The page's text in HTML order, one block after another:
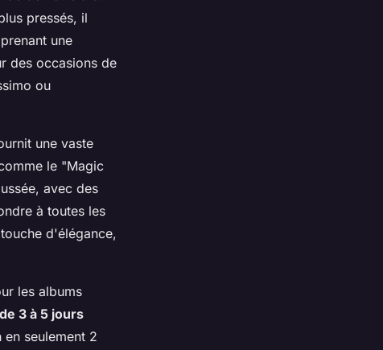
pressés, il
une
des occasions de
ou
une vaste
le "Magic
avec des
à toutes les
d'élégance,
les albums
3 à 5 jours
seulement 2